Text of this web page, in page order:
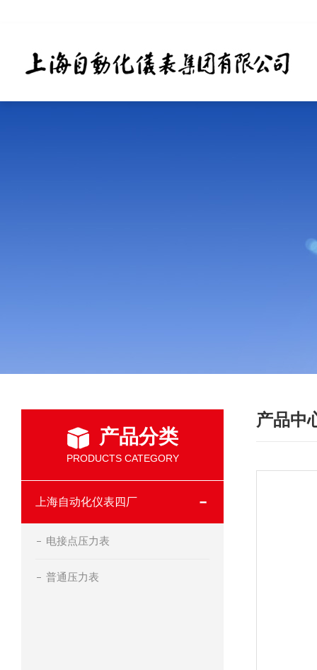
产品分类
PRODUCTS CATEGORY
上海自动化仪表四厂
电接点压力表
普通压力表
产品中